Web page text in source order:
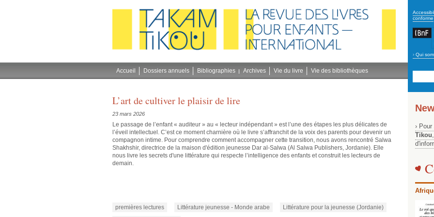
conforme
› Qui
Accueil Dossiers annuels Bibliographies Archives Vie du livre Vie des bibliothèques
L’art de cultiver le plaisir de lire
23 mars 2026
Le passage de l’enfant « auditeur » au « lecteur indépendant » est l’une des étapes les plus délicates de
l’éveil intellectuel. C’est ce moment charnière où le livre s’affranchit de la voix des parents pour devenir un
compagnon intime. Pour comprendre comment accompagner cette transition, nous avons rencontré Salwa
Shakhshir, directrice de la maison d'édition jeunesse Dar al-Salwa (Al Salwa Publishers, Jordanie). Elle
nous livre les secrets d'une littérature qui respecte l’intelligence des enfants et construit les lecteurs de
demain.
premières lectures Littérature jeunesse - Monde arabe
Littérature pour la jeunesse (Jordanie)
›
Tikou